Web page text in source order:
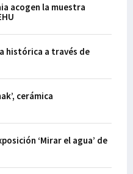
acogen la muestra
histórica a través de
cerámica
‘Mirar el agua’ de